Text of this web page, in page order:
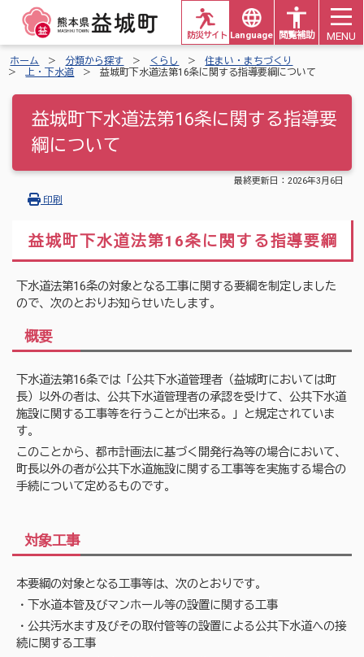
Languages 閲覧補助
防災サイト MENU
ホーム 分類から探す くらし
住まい・まちづくり
上・下水道
益城町下水道法第16条に関する指導要綱について
益城町下水道法第16条に関する指導要
綱について
最終更新日： 2026年3月6日
印刷
益城町下水道法第16条に関する指導要綱
下水道法第16条の対象となる工事に関する要綱を制定しました
ので、次のとおりお知らせいたします。
概要
下水道法第16条では「公共下水道管理者（益城町においては町
長）以外の者は、公共下水道管理者の承認を受けて、公共下水道
施設に関する工事等を行うことが出来る。」と規定されていま
す。
このことから、都市計画法に基づく開発行為等の場合において、
町長以外の者が公共下水道施設に関する工事等を実施する場合の
手続について定めるものです。
対象工事
本要綱の対象となる工事等は、次のとおりです。
・下水道本管及びマンホール等の設置に関する工事
・公共汚水ます及びその取付管等の設置による公共下水道への接
続に関する工事